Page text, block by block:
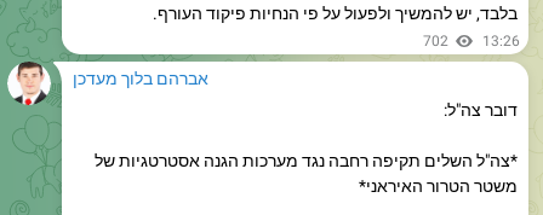
אברהם בלוך מעדכן
דובר צה"ל:
*צה"ל השלים תקיפה רחבה נגד מערכות הגנה אסטרטגיות של
צה"ל השלים לפני זמן קצר תקיפה רחבה לעבר מערכות הגנה